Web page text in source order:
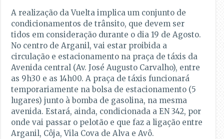
A realização da Vuelta implica um conjunto de
condicionamentos de trânsito, que devem ser
tidos em consideração durante o dia 19 de Agosto.
No centro de Arganil, vai estar proibida a
circulação e estacionamento na praça de táxis da
Avenida central (Av. José Augusto Carvalho), entre
as 9h30 e as 14h00. A praça de táxis funcionará
temporariamente na bolsa de estacionamento (5
lugares) junto à bomba de gasolina, na mesma
avenida. Estará, ainda, condicionada a EN 342, por
onde vai passar o pelotão e que faz a ligação entre
Arganil, Côja, Vila Cova de Alva e Avô.